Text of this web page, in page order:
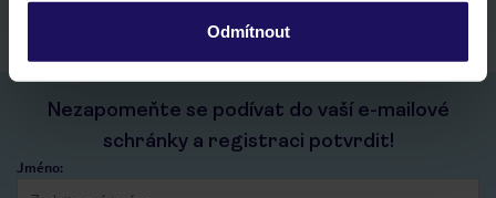
Odmítnout
Nezapomeňte se podívat do vaší e-mailové
schránky a registraci potvrdit!
Jméno: